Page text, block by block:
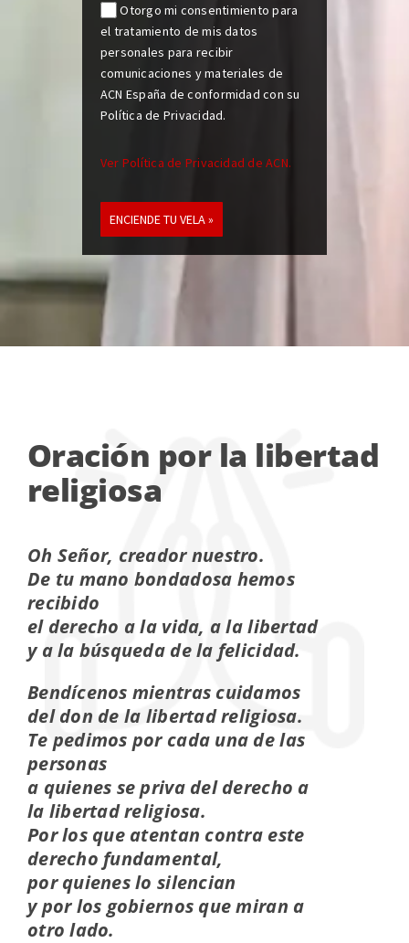
Otorgo mi consentimiento para
el tratamiento de mis datos
personales para recibir
comunicaciones y materiales de
ACN España de conformidad con su
Política de Privacidad.
Ver Política de Privacidad de ACN.
ENCIENDE TU VELA »
Oración por la libertad
religiosa
Oh Señor, creador nuestro.
De tu mano bondadosa hemos
recibido
el derecho a la vida, a la libertad
y a la búsqueda de la felicidad.
Bendícenos mientras cuidamos
del don de la libertad religiosa.
Te pedimos por cada una de las
personas
a quienes se priva del derecho a
la libertad religiosa.
Por los que atentan contra este
derecho fundamental,
por quienes lo silencian
y por los gobiernos que miran a
otro lado.